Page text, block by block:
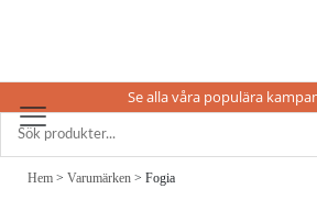
Se alla våra populära
Hem > Varumärken > Fogia